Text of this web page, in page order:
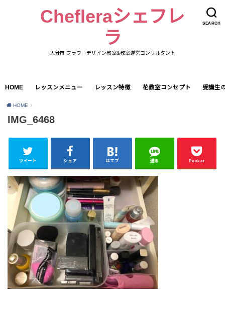
SEARCH
Chefleraシェフレ
ラ
大分市 フラワーデザイン教室&教室運営コンサルタント
HOME レッスンメニュー レッスン特徴 花教室コンセプト 受講生
HOME
IMG_6468
ツイート シェア はてブ 送る Pocket